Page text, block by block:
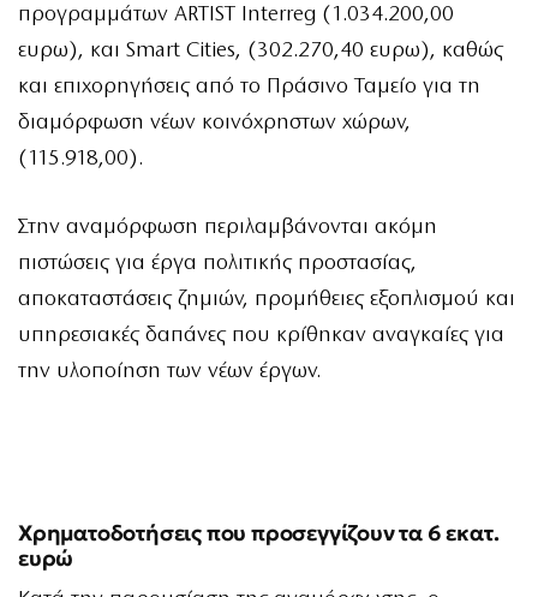
προγραμμάτων ARTIST Interreg (1.034.200,00
ευρω), και Smart Cities, (302.270,40 ευρω), καθώς
και επιχορηγήσεις από το Πράσινο Ταμείο για τη
διαμόρφωση νέων κοινόχρηστων χώρων,
(115.918,00).
Στην αναμόρφωση περιλαμβάνονται ακόμη
πιστώσεις για έργα πολιτικής προστασίας,
αποκαταστάσεις ζημιών, προμήθειες εξοπλισμού και
υπηρεσιακές δαπάνες που κρίθηκαν αναγκαίες για
την υλοποίηση των νέων έργων.
Χρηματοδοτήσεις που προσεγγίζουν τα 6 εκατ.
ευρώ